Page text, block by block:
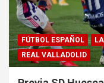
FÚTBOL ESPAÑOL
REAL VALLADOLID